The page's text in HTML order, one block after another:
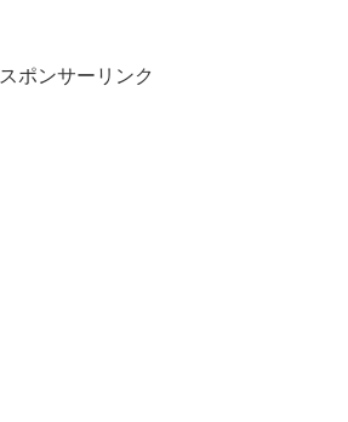
スポンサーリンク